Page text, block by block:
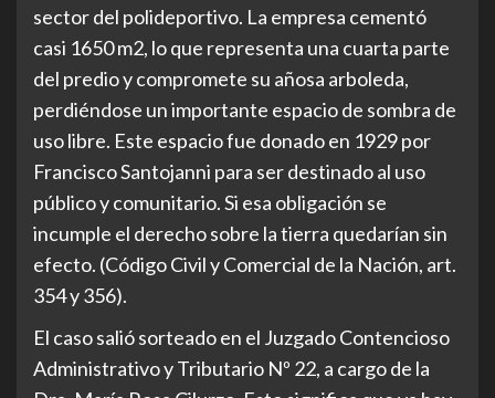
sector del polideportivo. La empresa cementó
casi 1650 m2, lo que representa una cuarta parte
del predio y compromete su añosa arboleda,
perdiéndose un importante espacio de sombra de
uso libre. Este espacio fue donado en 1929 por
Francisco Santojanni para ser destinado al uso
público y comunitario. Si esa obligación se
incumple el derecho sobre la tierra quedarían sin
efecto. (Código Civil y Comercial de la Nación, art.
354 y 356).
El caso salió sorteado en el Juzgado Contencioso
Administrativo y Tributario Nº 22, a cargo de la